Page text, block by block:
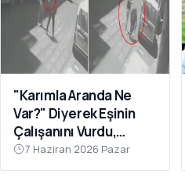
"Karımla Aranda Ne
Var?" Diyerek Eşinin
Çalışanını Vurdu,
Çanakkale'de
Yakalandı
7 Haziran 2026 Pazar